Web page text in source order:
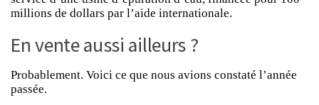
millions de dollars par l’aide internationale.
En vente aussi ailleurs ?
Probablement. Voici ce que nous avions constaté l’année
passée.